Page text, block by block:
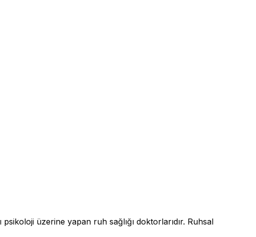
üzerine yapan ruh sağlığı doktorlarıdır. Ruhsal